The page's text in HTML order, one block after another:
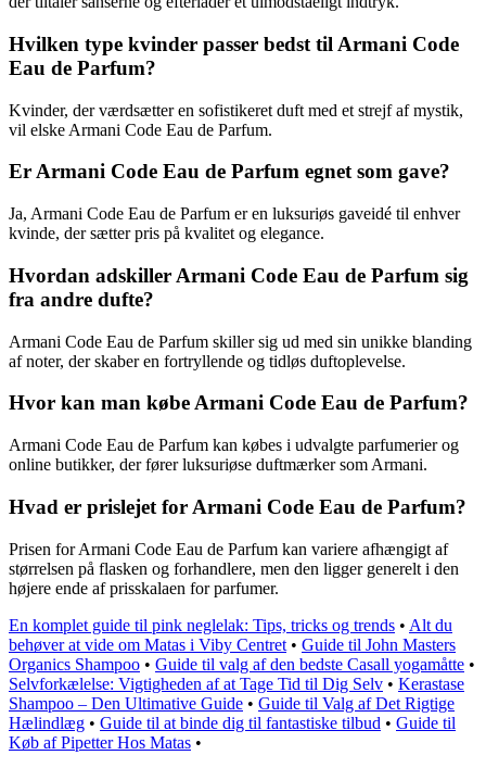
Hvilken type kvinder passer bedst til Armani Code
Eau de Parfum?
Kvinder, der værdsætter en sofistikeret duft med et strejf af mystik,
vil elske Armani Code Eau de Parfum.
Er Armani Code Eau de Parfum egnet som gave?
Ja, Armani Code Eau de Parfum er en luksuriøs gaveidé til enhver
kvinde, der sætter pris på kvalitet og elegance.
Hvordan adskiller Armani Code Eau de Parfum sig
fra andre dufte?
Armani Code Eau de Parfum skiller sig ud med sin unikke blanding
af noter, der skaber en fortryllende og tidløs duftoplevelse.
Hvor kan man købe Armani Code Eau de Parfum?
Armani Code Eau de Parfum kan købes i udvalgte parfumerier og
online butikker, der fører luksuriøse duftmærker som Armani.
Hvad er prislejet for Armani Code Eau de Parfum?
Prisen for Armani Code Eau de Parfum kan variere afhængigt af
størrelsen på flasken og forhandlere, men den ligger generelt i den
højere ende af prisskalaen for parfumer.
En komplet guide til pink neglelak: Tips, tricks og trends • Alt du
behøver at vide om Matas i Viby Centret • Guide til John Masters
Organics Shampoo • Guide til valg af den bedste Casall yogamåtte •
Selvforkælelse: Vigtigheden af at Tage Tid til Dig Selv • Kerastase
Shampoo – Den Ultimative Guide • Guide til Valg af Det Rigtige
Hælindlæg • Guide til at binde dig til fantastiske tilbud • Guide til
Køb af Pipetter Hos Matas •